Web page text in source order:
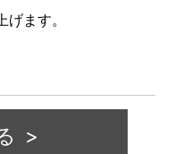
ます。